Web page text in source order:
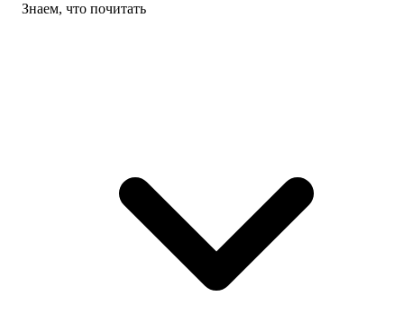
Знаем, что почитать